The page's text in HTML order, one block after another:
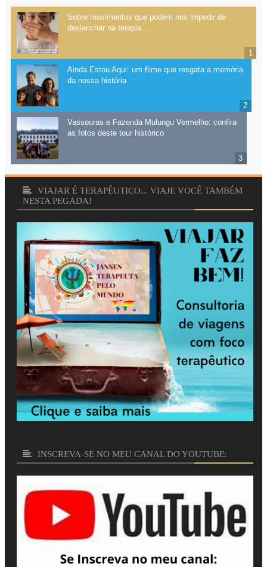
Sobre movimentos que podem nos impedir de
deslanchar na terapia...
Ainda Estou Aqui: um filme que resgata a memória
da nossa história
Vassouras e Fazenda Mulungu Vermelho: confira
as fotos deste tour histórico
VIAJAR É TERAPÊUTICO... VIAJE VOCÊ TAMBÉM
NESTA PEGADA!
INSCREVA-SE NO MEU CANAL DO YOUTUBE: